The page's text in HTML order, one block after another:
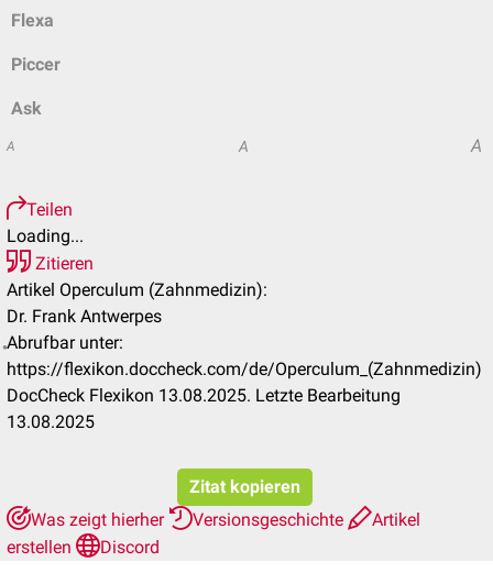
Flexa
Piccer
Ask
A A A
Teilen
Loading...
Zitieren
Artikel Operculum (Zahnmedizin):
Dr. Frank Antwerpes
Abrufbar unter:
https://flexikon.doccheck.com/de/Operculum_(Zahnmedizin)
DocCheck Flexikon 13.08.2025. Letzte Bearbeitung
13.08.2025
Zitat kopieren
Was zeigt hierher
Versionsgeschichte
Artikel
erstellen
Discord